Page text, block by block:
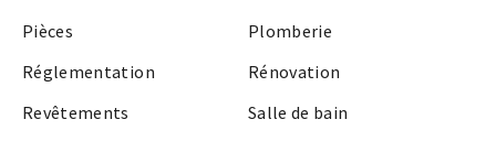
Pièces
Plomberie
Réglementation
Rénovation
Revêtements
Salle de bain